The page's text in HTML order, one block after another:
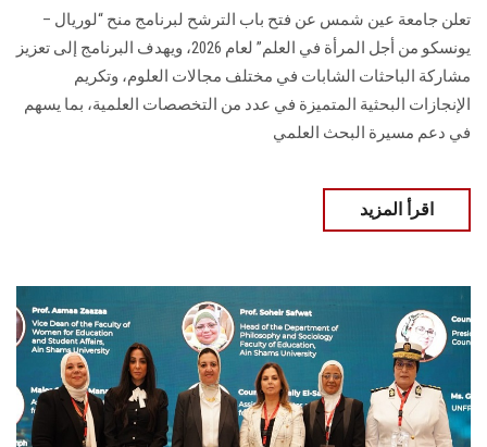
تعلن جامعة عين شمس عن فتح باب الترشح لبرنامج منح “لوريال –
يونسكو من أجل المرأة في العلم” لعام 2026، ويهدف البرنامج إلى تعزيز
مشاركة الباحثات الشابات في مختلف مجالات العلوم، وتكريم
الإنجازات البحثية المتميزة في عدد من التخصصات العلمية، بما يسهم
في دعم مسيرة البحث العلمي
اقرأ المزيد